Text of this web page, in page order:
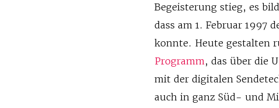
Begeisterung stieg, es
dass am 1. Februar 1997
konnte. Heute gestalten
Programm , das über die
mit der digitalen
auch in ganz Süd- und